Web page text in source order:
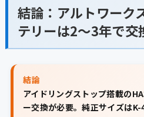
結論：アルトワーク
テリーは2〜3年で交
結論
アイドリングストップ搭載の
ー交換が必要。純正サイズはK-